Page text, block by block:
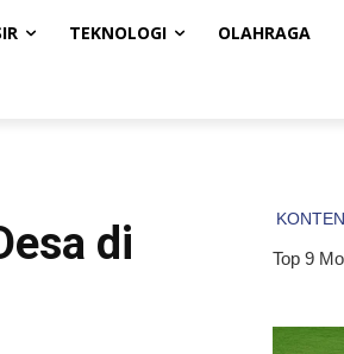
TEKNOLOGI OLAHRAGA
di